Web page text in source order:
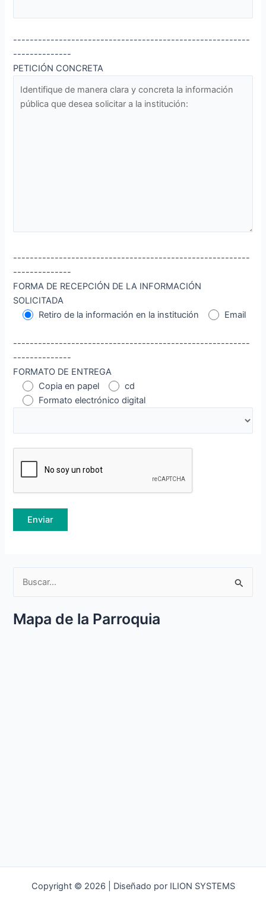
---------------------------------------------------------
--------------
PETICIÓN CONCRETA
---------------------------------------------------------
--------------
FORMA DE RECEPCIÓN DE LA INFORMACIÓN
SOLICITADA
Retiro de la información en la institución
Email
---------------------------------------------------------
--------------
FORMATO DE ENTREGA
Copia en papel
cd
Formato electrónico digital
s
Mapa de la Parroquia
Copyright © 2026 | Diseñado por ILION SYSTEMS